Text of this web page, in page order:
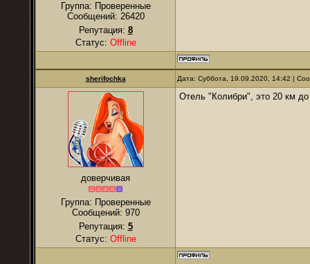
Группа: Проверенные
Сообщений: 26420
Репутация: 8
Статус: Offline
sherifochka Дата: Суббота, 19.09.2020, 14:42 |
доверчивая
Группа: Проверенные
Сообщений: 970
Репутация: 5
Статус: Offline
Отель "Колибри", это 20 км